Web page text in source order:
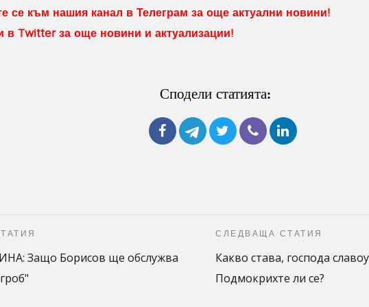
се към нашия канал в Телеграм за още актуални новини!
в Twitter за още новини и актуализации!
Сподели статията:
Защо Борисов ще обслужва
СЛЕДВАЩА СТАТИЯ
Какво става, господа
Подмокрихте ли се?